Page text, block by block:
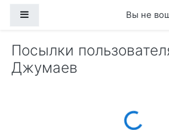
Вы не
Посылки
Джумаев
Loading...